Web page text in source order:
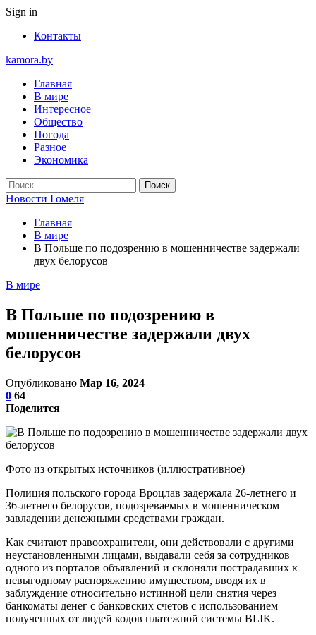
Sign in
Контакты
kamora.by
Главная
В мире
Интересное
Общество
Погода
Разное
Экономика
Новости Гомеля
Главная
В мире
В Польше по подозрению в мошенничестве задержали
двух белорусов
В мире
В Польше по подозрению в
мошенничестве задержали двух
белорусов
Опубликовано Мар 16, 2024
0 64
Поделится
Фото из открытых источников (иллюстративное)
Полиция польского города Вроцлав задержала 26-летнего и
36-летнего белорусов, подозреваемых в мошенническом
завладении денежными средствами граждан.
Как считают правоохранители, они действовали с другими
неустановленными лицами, выдавали себя за сотрудников
одного из порталов объявлений и склоняли пострадавших к
невыгодному распоряжению имуществом, вводя их в
заблуждение относительно истинной цели снятия через
банкоматы денег с банковских счетов с использованием
полученных от людей кодов платежной системы BLIK.